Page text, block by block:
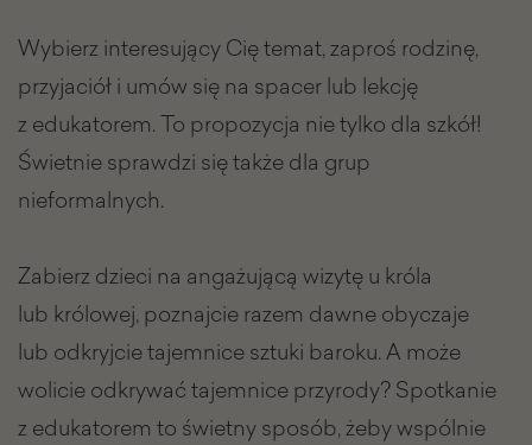
Wybierz interesujący Cię temat, zaproś rodzinę,
przyjaciół i umów się na spacer lub lekcję
z edukatorem. To propozycja nie tylko dla szkół!
Świetnie sprawdzi się także dla grup
nieformalnych.
Zabierz dzieci na angażującą wizytę u króla
lub królowej, poznajcie razem dawne obyczaje
lub odkryjcie tajemnice sztuki baroku. A może
wolicie odkrywać tajemnice przyrody? Spotkanie
z edukatorem to świetny sposób, żeby wspólnie